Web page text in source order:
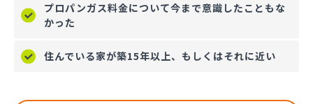
プロパンガス料金について今まで意識したこともな
かった
住んでいる家が築15年以上、もしくはそれに近い